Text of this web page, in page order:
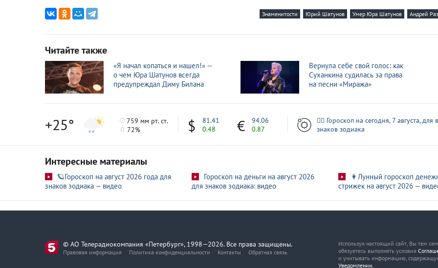
15 окт «Главное не испортить»: SHAMAN перепоет песню «Седая ночь» Юрия Шатунова
7 окт Выступление Долиной на вечере памяти Юры Шатунова оказалось на грани срыва
6 окт Буланова раскрыла сумму, которую получит за участие в концерте памяти Шатунова
4 окт «Есть причины»: Лепс и Билан не выступят на концерте памяти Юрия Шатунова
Знаменитости Юрий Шатунов Умер Юра Шатунов Андрей
Читайте также
«Я начал копаться и нашел!» —
о чем Юра Шатунов всегда
предупреждал Диму Билана
Вернула себе свой голос: как
Суханкина судилась за права
на песни «Миража»
+25°
759 мм рт. ст.
72%
81.41
0.48
94.06
0.87
🧙‍♀ Гороскоп на сегодня, 7 августа, для
знаков зодиака
Интересные материалы
🪐Гороскоп на август 2026 года для
знаков зодиака — видео
Гороскоп на деньги на август 2026
для знаков зодиака: видео
👩Лунный гороскоп
стрижек на август 2026 —
© АО Телерадиокомпания «Петербург», 1998—2026. Все права защищены.
Правовая информация Политика конфиденциальности Контакты Обратная связь
Используя настоящий сайт, Вы тем
обязуетесь выполнять условия
и учитывать информацию,
Уведомлении.